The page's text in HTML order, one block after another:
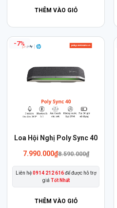
THÊM VÀO GIỎ
-7%
Loa Hội Nghị Poly Sync 40
8.590.000₫
Giá
là:
8.590.000₫.
7.990.000₫Giá
tại
là:
7.990.000₫.
Liên hệ0914 212 616để được hỗ trợ
giá Tốt Nhất
THÊM VÀO GIỎ